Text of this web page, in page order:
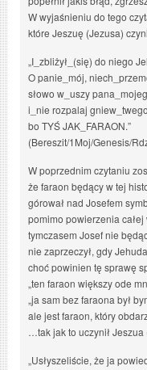
W wyjaśnieniu do tego
które Jeszuę (Jezusa)
„I_zbliżył_(się) do niego
O panie_mój,
słowo w_uszy
i_nie rozpalaj
bo TYŚ JAK_FARAON.”
(Bereszit/1Moj/Genesis/
W poprzednim czytaniu
że faraon będący w tej
górował nad Josefem
pomimo powierzenia całej
tymczasem Josef nie
nie zaprzeczył, gdy
choć powinien tę sprawę
„ten faraon większy ode
„ja sam bez faraona był
ale jest faraon, który
…tak jak to uczynił Jeszua
„Usłyszeliście, że ja